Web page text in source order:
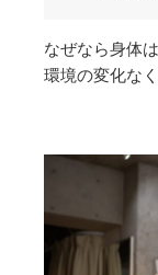
なぜなら身体
環境の変化な